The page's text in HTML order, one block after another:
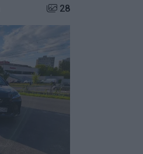
Liczba zdjęć w galerii:
28